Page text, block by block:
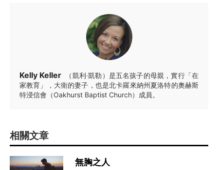
Kelly Keller
（凱利·凱勒）是五名孩子的母親，實行「在
家教育」，大衛的妻子，也是北卡羅來納州夏洛特的奧赫斯
特浸信會（Oakhurst Baptist Church）成員。
相關文章
無胸之人